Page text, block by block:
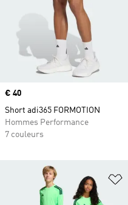
Prix
€ 40
Short adi365 FORMOTION
Hommes Performance
7 couleurs